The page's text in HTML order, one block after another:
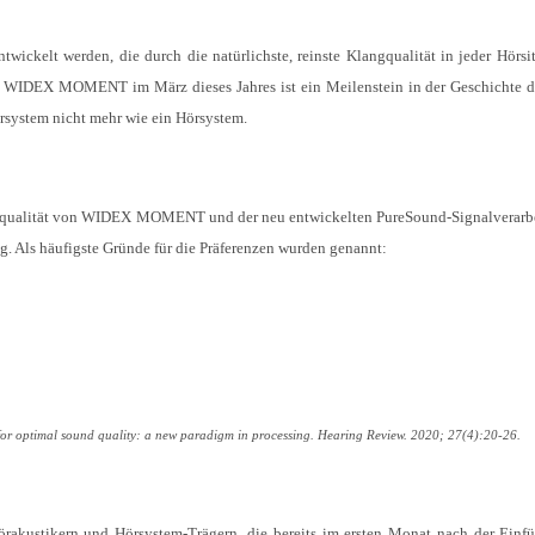
werden, die durch die natürlichste, reinste Klangqualität in jeder
MOMENT im März dieses Jahres ist ein Meilenstein in der Geschichte
nicht mehr wie ein Hörsystem.
von WIDEX MOMENT und der neu entwickelten PureSound-
Als häufigste Gründe für die Präferenzen wurden genannt:
optimal sound quality: a new paradigm in processing. Hearing Review. 2020; 27(4):20-26.